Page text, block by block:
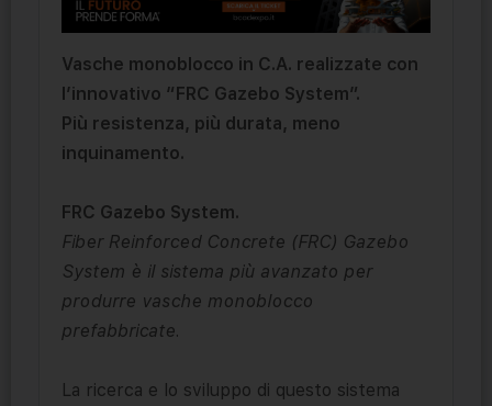
Vasche monoblocco in C.A. realizzate con
l’innovativo “FRC Gazebo System”.
Più resistenza, più durata, meno
inquinamento.
FRC Gazebo System.
Fiber Reinforced Concrete (FRC) Gazebo
System è il sistema più avanzato per
produrre vasche monoblocco
prefabbricate.
La ricerca e lo sviluppo di questo sistema